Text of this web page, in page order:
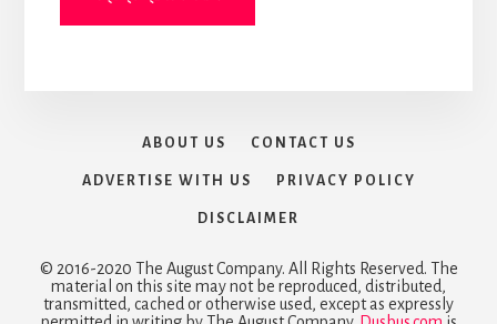
ABOUT US CONTACT US
ADVERTISE WITH US PRIVACY POLICY
DISCLAIMER
© 2016-2020 The August Company. All Rights Reserved. The
material on this site may not be reproduced, distributed,
transmitted, cached or otherwise used, except as expressly